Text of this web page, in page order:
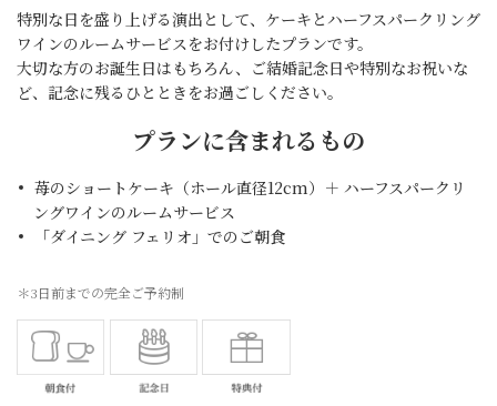
特別な日を盛り上げる演出として、ケーキとハーフスパークリング
ワインのルームサービスをお付けしたプランです。
大切な方のお誕生日はもちろん、ご結婚記念日や特別なお祝いな
ど、記念に残るひとときをお過ごしください。
プランに含まれるもの
苺のショートケーキ（ホール直径12cm）＋ ハーフスパークリ
ングワインのルームサービス
「ダイニング フェリオ」でのご朝食
＊3日前までの完全ご予約制